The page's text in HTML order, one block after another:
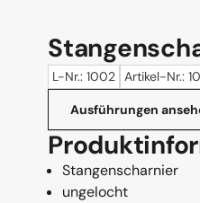
L-Nr.: 1002 Artikel-Nr.:
Ausführungen
Stangenscharnier
ungelocht